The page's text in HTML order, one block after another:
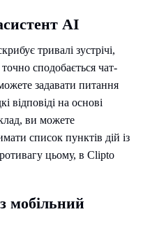
AI
тривалі зустрічі,
сподобається чат-
задавати питання
відповіді на основі
ви можете
список пунктів дій із
цьому, в Clipto
мобільний